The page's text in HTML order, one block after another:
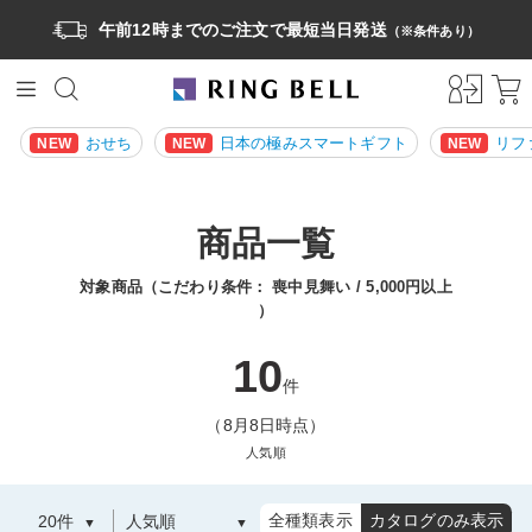
午前12時までのご注文で最短当日発送（※条件あり）
NEW おせち NEW 日本の極みスマートギフト NEW リ
商品一覧
対象商品（こだわり条件：喪中見舞い
5,000円以上
）
10件
（8月8日時点）
人気順
全種類表示 カタログのみ表示